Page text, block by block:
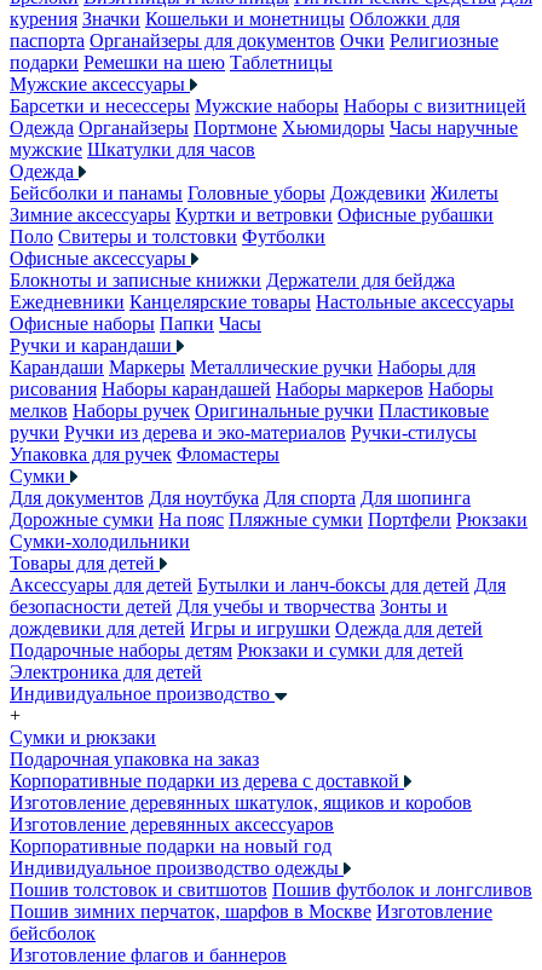
курения Значки Кошельки и монетницы Обложки для
паспорта Органайзеры для документов Очки Религиозные
подарки Ремешки на шею Таблетницы
Мужские аксессуары
Барсетки и несессеры Мужские наборы Наборы с визитницей
Одежда Органайзеры Портмоне Хьюмидоры Часы наручные
мужские Шкатулки для часов
Одежда
Бейсболки и панамы Головные уборы Дождевики Жилеты
Зимние аксессуары Куртки и ветровки Офисные рубашки
Поло Свитеры и толстовки Футболки
Офисные аксессуары
Блокноты и записные книжки Держатели для бейджа
Ежедневники Канцелярские товары Настольные аксессуары
Офисные наборы Папки Часы
Ручки и карандаши
Карандаши Маркеры Металлические ручки Наборы для
рисования Наборы карандашей Наборы маркеров Наборы
мелков Наборы ручек Оригинальные ручки Пластиковые
ручки Ручки из дерева и эко-материалов Ручки-стилусы
Упаковка для ручек Фломастеры
Сумки
Для документов Для ноутбука Для спорта Для шопинга
Дорожные сумки На пояс Пляжные сумки Портфели Рюкзаки
Сумки-холодильники
Товары для детей
Аксессуары для детей Бутылки и ланч-боксы для детей Для
безопасности детей Для учебы и творчества Зонты и
дождевики для детей Игры и игрушки Одежда для детей
Подарочные наборы детям Рюкзаки и сумки для детей
Электроника для детей
Индивидуальное производство
+
Сумки и рюкзаки
Подарочная упаковка на заказ
Корпоративные подарки из дерева с доставкой
Изготовление деревянных шкатулок, ящиков и коробов
Изготовление деревянных аксессуаров
Корпоративные подарки на новый год
Индивидуальное производство одежды
Пошив толстовок и свитшотов Пошив футболок и лонгсливов
Пошив зимних перчаток, шарфов в Москве Изготовление
бейсболок
Изготовление флагов и баннеров